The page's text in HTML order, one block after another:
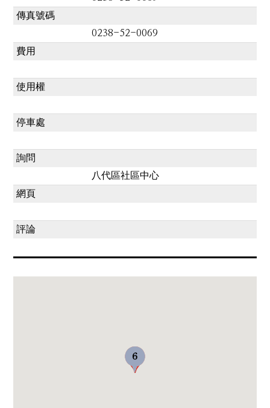
傳真號碼
0238-52-0069
費用
使用權
停車處
詢問
八代區社區中心
網頁
評論